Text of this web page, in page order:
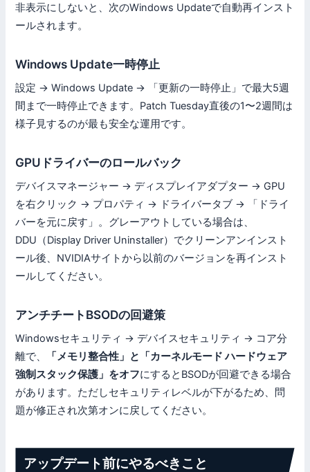
非表示にしないと、次のWindows Updateで自動再インスト
ールされます。
Windows Update一時停止
設定 → Windows Update → 「更新の一時停止」で最大5週
間まで一時停止できます。Patch Tuesday直後の1〜2週間は
様子見するのが最も安全な運用です。
GPUドライバーのロールバック
デバイスマネージャー → ディスプレイアダプター → GPU
を右クリック → プロパティ → ドライバータブ → 「ドライ
バーを元に戻す」。グレーアウトしている場合は、
DDU（Display Driver Uninstaller）でクリーンアンインスト
ール後、NVIDIAサイトから以前のバージョンを再インスト
ールしてください。
アンチチートBSODの回避策
Windowsセキュリティ → デバイスセキュリティ → コア分
離で、
「メモリ整合性」と「カーネルモード ハードウェア
強制スタック保護」をオフにするとBSODが回避できる場合
があります。ただしセキュリティレベルが下がるため、問
題が修正され次第オンに戻してください。
アップデート前にやるべきこと